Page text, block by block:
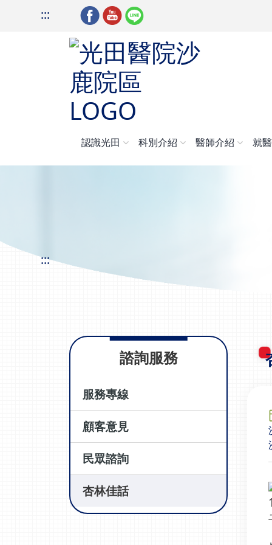
:::
認識光田 科別介紹 醫師介紹 就
:::
諮詢服務
服務專線
顧客意見
民眾諮詢
杏林佳話